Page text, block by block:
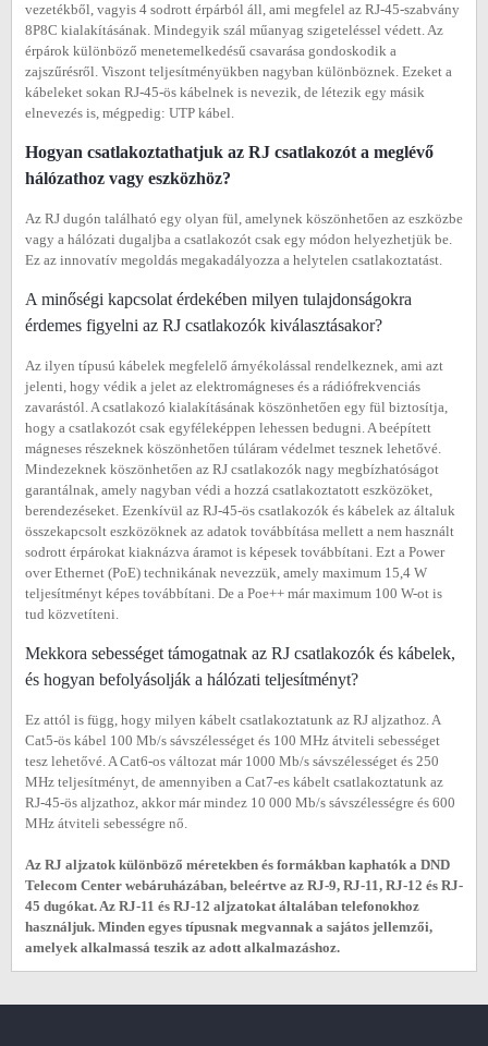
vezetékből, vagyis 4 sodrott érpárból áll, ami megfelel az RJ-45-szabvány
8P8C kialakításának. Mindegyik szál műanyag szigeteléssel védett. Az
érpárok különböző menetemelkedésű csavarása gondoskodik a
zajszűrésről. Viszont teljesítményükben nagyban különböznek. Ezeket a
kábeleket sokan RJ-45-ös kábelnek is nevezik, de létezik egy másik
elnevezés is, mégpedig: UTP kábel.
Hogyan csatlakoztathatjuk az RJ csatlakozót a meglévő
hálózathoz vagy eszközhöz?
Az RJ dugón található egy olyan fül, amelynek köszönhetően az eszközbe
vagy a hálózati dugaljba a csatlakozót csak egy módon helyezhetjük be.
Ez az innovatív megoldás megakadályozza a helytelen csatlakoztatást.
A minőségi kapcsolat érdekében milyen tulajdonságokra
érdemes figyelni az RJ csatlakozók kiválasztásakor?
Az ilyen típusú kábelek megfelelő árnyékolással rendelkeznek, ami azt
jelenti, hogy védik a jelet az elektromágneses és a rádiófrekvenciás
zavarástól. A csatlakozó kialakításának köszönhetően egy fül biztosítja,
hogy a csatlakozót csak egyféleképpen lehessen bedugni. A beépített
mágneses részeknek köszönhetően túláram védelmet tesznek lehetővé.
Mindezeknek köszönhetően az RJ csatlakozók nagy megbízhatóságot
garantálnak, amely nagyban védi a hozzá csatlakoztatott eszközöket,
berendezéseket. Ezenkívül az RJ-45-ös csatlakozók és kábelek az általuk
összekapcsolt eszközöknek az adatok továbbítása mellett a nem használt
sodrott érpárokat kiaknázva áramot is képesek továbbítani. Ezt a Power
over Ethernet (PoE) technikának nevezzük, amely maximum 15,4 W
teljesítményt képes továbbítani. De a Poe++ már maximum 100 W-ot is
tud közvetíteni.
Mekkora sebességet támogatnak az RJ csatlakozók és kábelek,
és hogyan befolyásolják a hálózati teljesítményt?
Ez attól is függ, hogy milyen kábelt csatlakoztatunk az RJ aljzathoz. A
Cat5-ös kábel 100 Mb/s sávszélességet és 100 MHz átviteli sebességet
tesz lehetővé. A Cat6-os változat már 1000 Mb/s sávszélességet és 250
MHz teljesítményt, de amennyiben a Cat7-es kábelt csatlakoztatunk az
RJ-45-ös aljzathoz, akkor már mindez 10 000 Mb/s sávszélességre és 600
MHz átviteli sebességre nő.
Az RJ aljzatok különböző méretekben és formákban kaphatók a DND
Telecom Center webáruházában, beleértve az RJ-9, RJ-11, RJ-12 és RJ-
45 dugókat. Az RJ-11 és RJ-12 aljzatokat általában telefonokhoz
használjuk. Minden egyes típusnak megvannak a sajátos jellemzői,
amelyek alkalmassá teszik az adott alkalmazáshoz.